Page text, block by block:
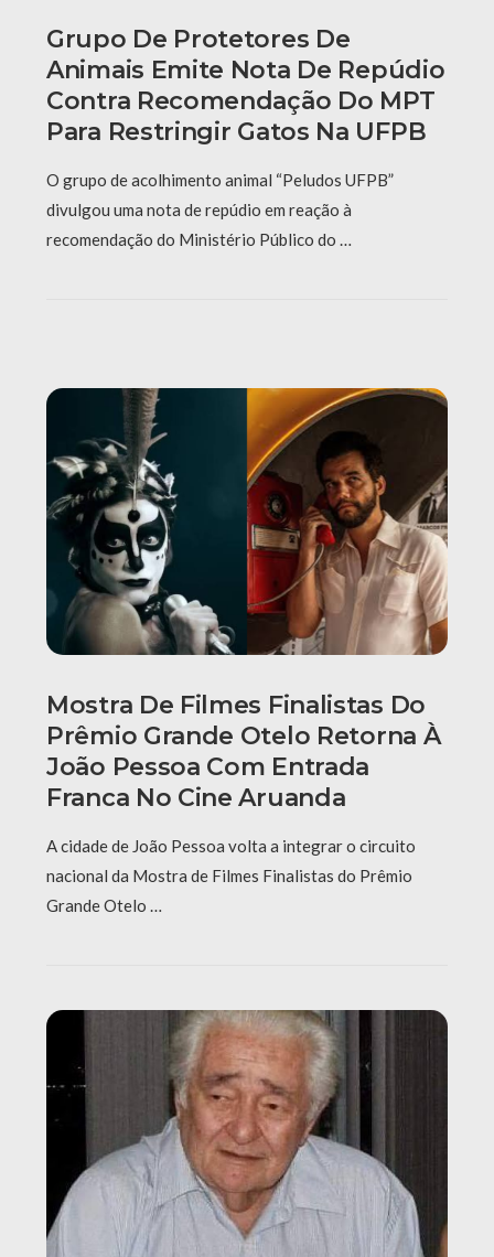
Grupo De Protetores De
Animais Emite Nota De Repúdio
Contra Recomendação Do MPT
Para Restringir Gatos Na UFPB
O grupo de acolhimento animal “Peludos UFPB”
divulgou uma nota de repúdio em reação à
recomendação do Ministério Público do …
Mostra De Filmes Finalistas Do
Prêmio Grande Otelo Retorna À
João Pessoa Com Entrada
Franca No Cine Aruanda
A cidade de João Pessoa volta a integrar o circuito
nacional da Mostra de Filmes Finalistas do Prêmio
Grande Otelo …